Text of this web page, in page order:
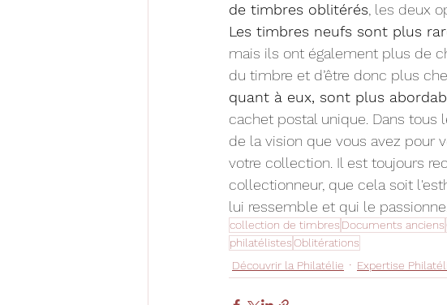
de timbres oblitérés , les deux
Les timbres neufs sont plus
mais ils ont également plus de
du timbre et d’être donc plus
quant à eux, sont plus
cachet postal unique. Dans tous
de la vision que vous avez pour
votre collection. Il est toujours
collectionneur, que cela soit
lui ressemble et qui le passionne.
collection de timbres Documents anciens
philatélistesOblitérations
Découvrir la Philatélie
Expertise